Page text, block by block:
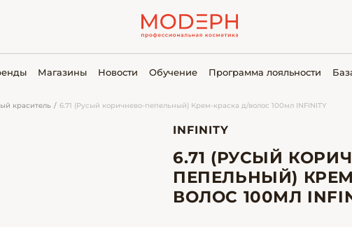
Магазины Новости Обучение Программа лояльности
краситель 6.71 (Русый коричнево-пепельный) Крем-краска д/волос 100мл INFINITY
INFINITY
6.71 (РУСЫЙ
ПЕПЕЛЬНЫЙ)
ВОЛОС 100МЛ